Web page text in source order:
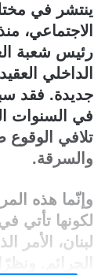
ينتشر في
الاجتماعي،
رئيس شعبة
الداخلي
جديدة. فقد
في السنوات
تلافي
والسرقة.
وإنّما هذه
لكونها تأتي
لبنان، الأمر